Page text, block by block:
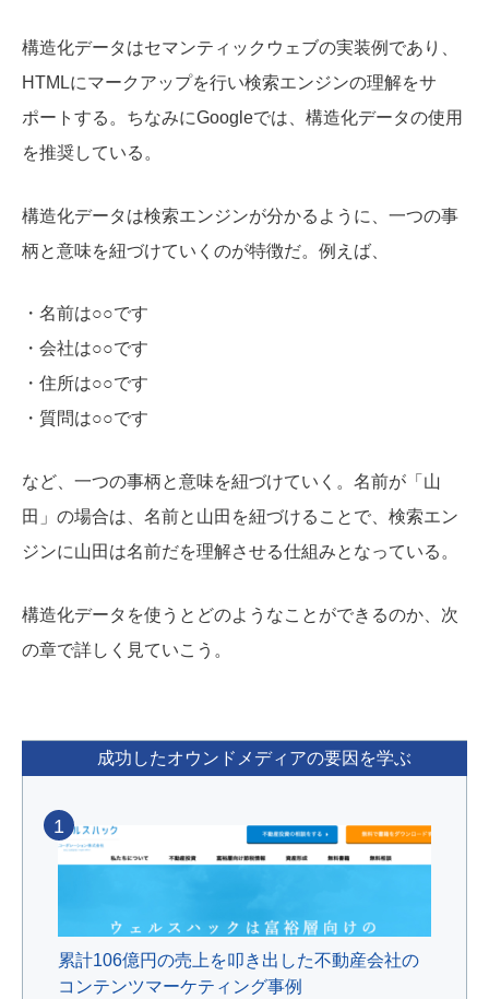
構造化データはセマンティックウェブの実装例であり、
HTMLにマークアップを行い検索エンジンの理解をサ
ポートする。ちなみにGoogleでは、構造化データの使用
を推奨している。
構造化データは検索エンジンが分かるように、一つの事
柄と意味を紐づけていくのが特徴だ。例えば、
・名前は○○です
・会社は○○です
・住所は○○です
・質問は○○です
など、一つの事柄と意味を紐づけていく。名前が「山
田」の場合は、名前と山田を紐づけることで、検索エン
ジンに山田は名前だを理解させる仕組みとなっている。
構造化データを使うとどのようなことができるのか、次
の章で詳しく見ていこう。
成功したオウンドメディアの要因を学ぶ
累計106億円の売上を叩き出した不動産会社の
コンテンツマーケティング事例
1